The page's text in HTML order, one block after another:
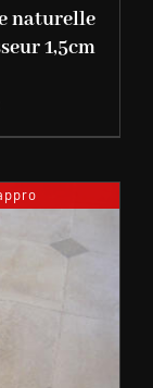
naturelle
1,5cm